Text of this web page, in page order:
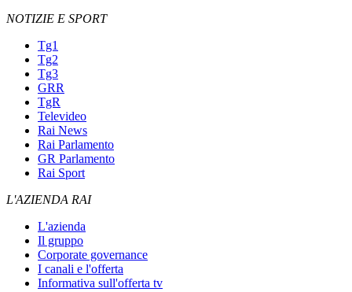
NOTIZIE E SPORT
Tg1
Tg2
Tg3
GRR
TgR
Televideo
Rai News
Rai Parlamento
GR Parlamento
Rai Sport
L'AZIENDA RAI
L'azienda
Il gruppo
Corporate governance
I canali e l'offerta
Informativa sull'offerta tv